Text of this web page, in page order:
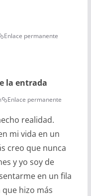
Enlace permanente
la entrada
Enlace permanente
realidad.
mi vida en un
creo que nunca
y yo soy de
en un fila
hizo más